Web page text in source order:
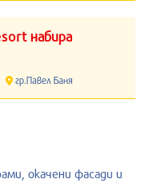
набира
гр.Павел Баня
окачени фасади и